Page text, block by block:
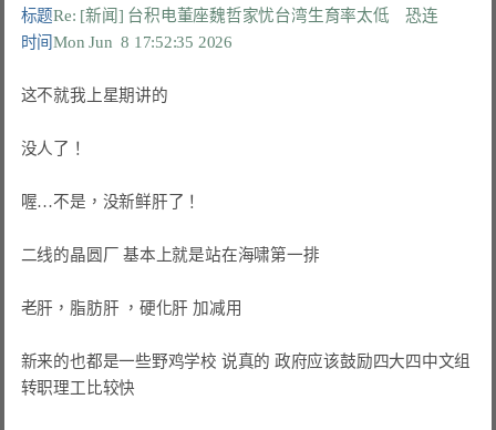
标题Re: [新闻] 台积电董座魏哲家忧台湾生育率太低　恐连
时间Mon Jun  8 17:52:35 2026
这不就我上星期讲的
没人了！
喔…不是，没新鲜肝了！
二线的晶圆厂 基本上就是站在海啸第一排
老肝，脂肪肝 ，硬化肝 加减用
新来的也都是一些野鸡学校 说真的 政府应该鼓励四大四中文组
转职理工比较快